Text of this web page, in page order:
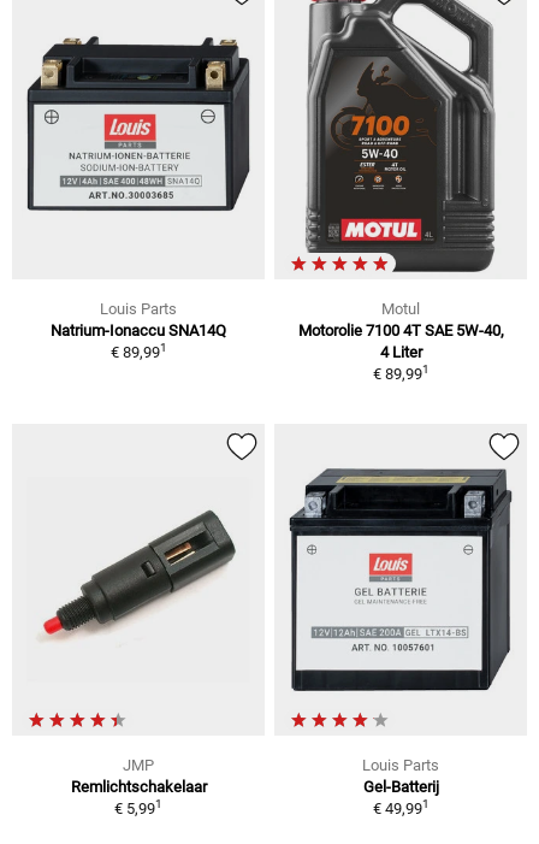
Louis Parts
Natrium-Ionaccu SNA14Q
€ 89,991
Motul
Motorolie 7100 4T SAE 5W-40,
4 Liter
€ 89,991
JMP
Remlichtschakelaar
€ 5,991
Louis Parts
Gel-Batterij
€ 49,991